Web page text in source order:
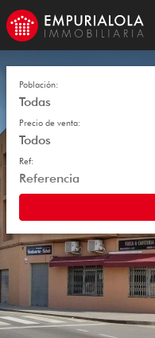
Skip
to
navigation
Skip
to
contentPoblación:
Precio de venta:
Ref: